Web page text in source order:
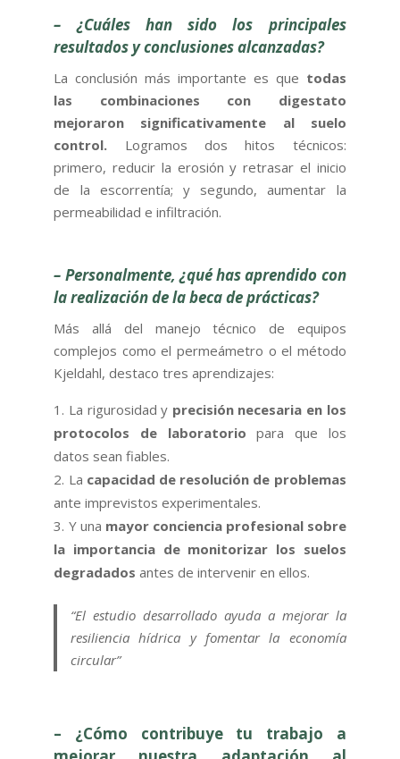
–¿Cuáles han sido los principales
resultados y conclusiones alcanzadas?
La conclusión más importante es que todas
las combinaciones con digestato
mejoraron significativamente al suelo
control. Logramos dos hitos técnicos:
primero, reducir la erosión y retrasar el inicio
de la escorrentía; y segundo, aumentar la
permeabilidad e infiltración.
– Personalmente, ¿qué has aprendido con
la realización de la beca de prácticas?
Más allá del manejo técnico de equipos
complejos como el permeámetro o el método
Kjeldahl, destaco tres aprendizajes:
La rigurosidad y precisión necesaria en los
protocolos de laboratorio para que los
datos sean fiables.
La capacidad de resolución de problemas
ante imprevistos experimentales.
Y una mayor conciencia profesional sobre
la importancia de monitorizar los suelos
degradados antes de intervenir en ellos.
“El estudio desarrollado ayuda a mejorar la
resiliencia hídrica y fomentar la economía
circular”
– ¿Cómo contribuye tu trabajo a